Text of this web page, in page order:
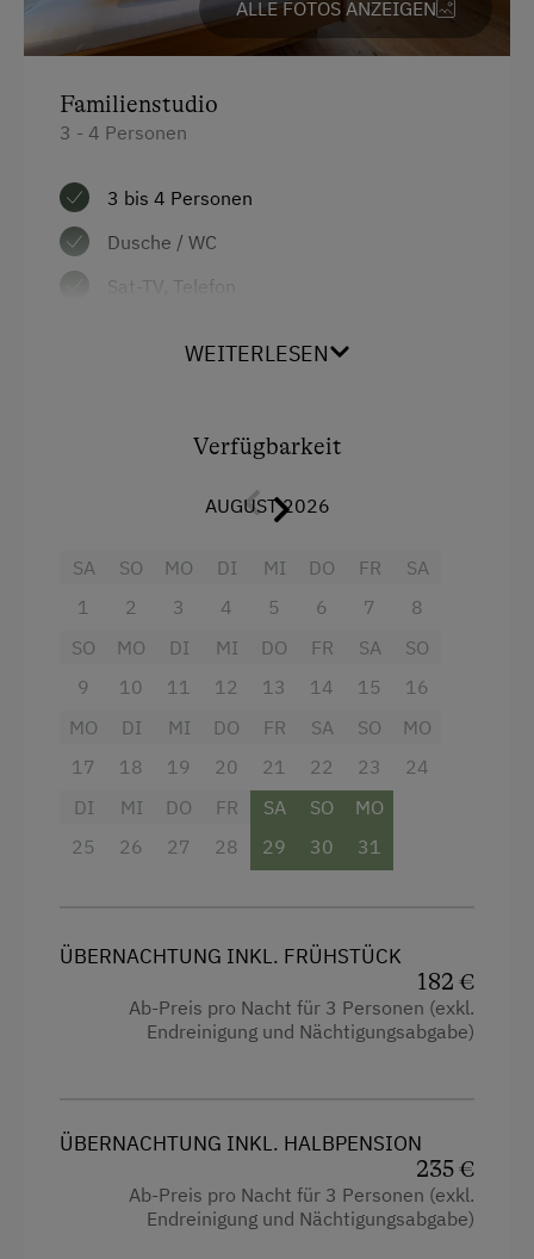
Seminarraum
Zusätzliche Ausstattungsmerkmale
Wandern
Geführte Wanderungen
Geführte Bergtour
Aktivurlaub Winter
Skifahren
Bus zur Skipiste
Sanfter Winter
Direkt an der Loipe
Skibus zur Loipe
Schneeschuhwandern
Skitouren
Kulinarik / Genuss
Bauernhof mit Gasthof
Urlaub für Familien
ALLE FOTOS ANZEIGEN
Familienstudio
3 - 4 Personen
3 bis 4 Personen
Dusche / WC
Sat-TV, Telefon
WEITERLESEN
Verfügbarkeit
AUGUST 2026
SA
1
SO
2
MO
3
DI
4
MI
5
DO
6
FR
7
SA
8
SO
9
MO
10
DI
11
MI
12
DO
13
FR
14
SA
15
SO
16
MO
17
DI
18
MI
19
DO
20
FR
21
SA
22
SO
23
MO
24
DI
25
MI
26
DO
27
FR
28
SA
29
SO
30
MO
31
ÜBERNACHTUNG INKL. FRÜHSTÜCK
182 €
Ab-Preis pro Nacht für 3 Personen (exkl.
Endreinigung und Nächtigungsabgabe)
ÜBERNACHTUNG INKL. HALBPENSION
235 €
Ab-Preis pro Nacht für 3 Personen (exkl.
Endreinigung und Nächtigungsabgabe)